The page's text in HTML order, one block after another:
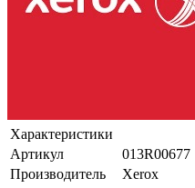
Характеристики
Артикул
013R00677
Производитель
Xerox